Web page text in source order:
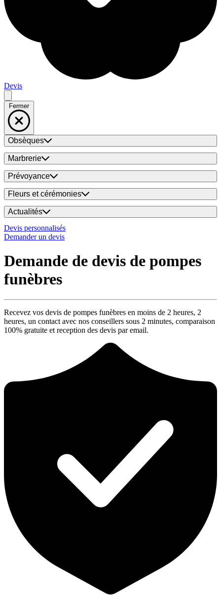
Devis
Fermer
Obsèques
Marbrerie
Prévoyance
Fleurs et cérémonies
Actualités
Devis personnalisés
Demander un devis
Demande de devis de pompes
funèbres
Recevez vos devis de pompes funèbres en moins de 2 heures, 2
heures, un contact avec nos conseillers sous 2 minutes, comparaison
100% gratuite et reception des devis par email.